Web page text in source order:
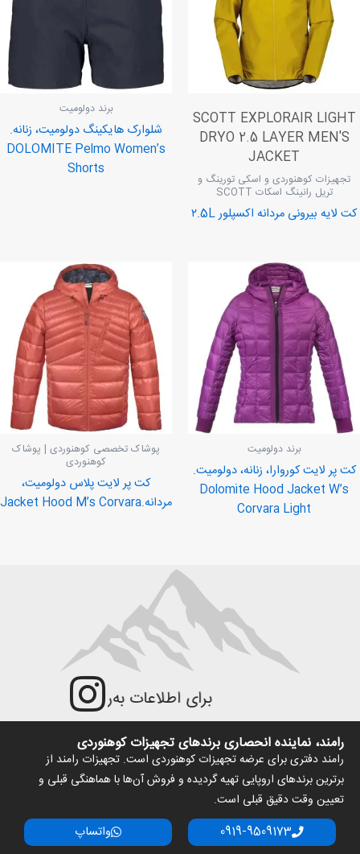
SCOTT EXPLORAIR LIGHT
DRYO 2.5 LAYER MEN'S
JACKET
تجهیزات کوهنوردی و اسکی تورینگ و
تریل رانینگ اسکات SCOTT
کت لایه بیرونی مردانه اکسپلور ۲.5L
برند دولومیت
شلوارک هایکینگ دولومیت، زنانه.
DOLOMITE Pelmo Women’s
Shorts
برند دولومیت
کت پر لایت کوروارا، زنانه، دولومیت.
Dolomite Hood Jacket W’s
Corvara Light
پوشاک تخصصی کوهنوردی | پوشاک
کوهنوردی
کت پر لایت پلاس دولومیت،
مردانه.Jacket Hood M’s Corvara
برای اطلاعات به‌روزتر و جزئیات
رامند، نماینده انحصاری برندهای تجهیزات کوهنوردی
رامند دفتری برای عرضه تجهیزات کوهنوردی است. تجهیزات رامند از
برترین برندهای اروپایی تهیه گردیده و فروش آن‌ها با هماهنگی قبلی و
تعیین وقت دقیق قبلی است.
0919-9509173
واتساپ